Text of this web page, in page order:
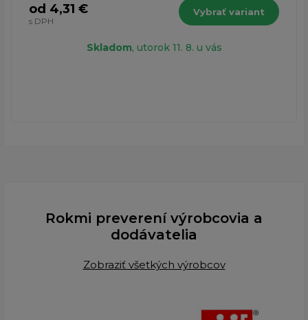
od 4,31 €
s DPH
Vybrať variant
Skladom, utorok 11. 8. u vás
Rokmi preverení výrobcovia a
dodávatelia
Zobraziť všetkých výrobcov